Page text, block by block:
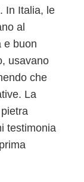
In Italia, le
al
e buon
usavano
che
La
testimonia